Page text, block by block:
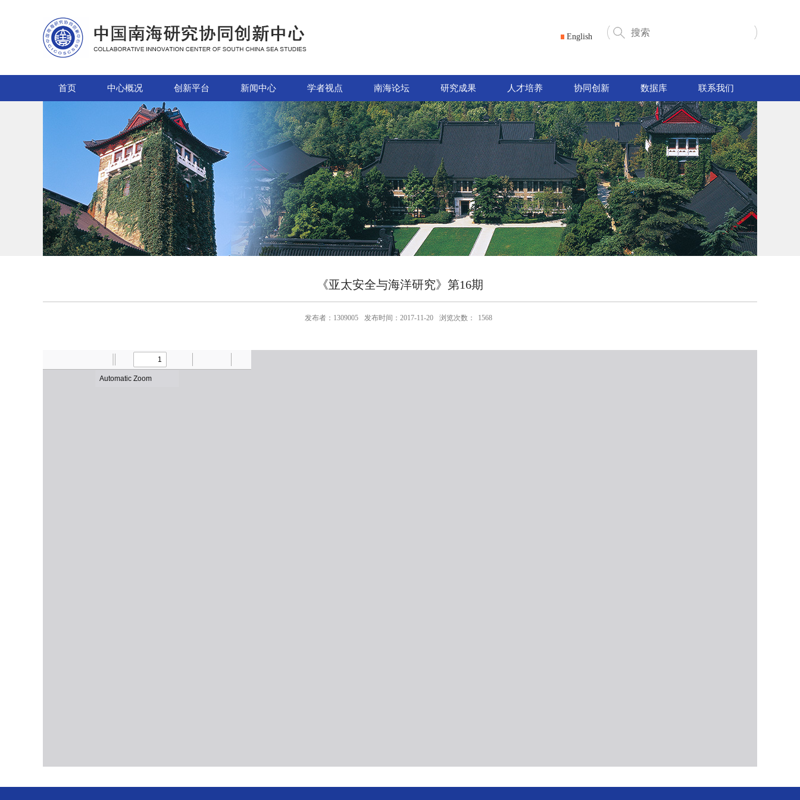
English
首页 中心概况 创新平台 新闻中心 学者视点 南海论坛 研究成果 人才培养 协同创新 数据库 联系我们
《亚太安全与海洋研究》第16期
发布者：1309005 发布时间：2017-11-20 浏览次数： 1568